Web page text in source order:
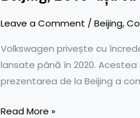
Leave a Comment / Beijing,
Volkswagen privește cu
lansate până în 2020.
prezentarea de la Beijing a
Read More »